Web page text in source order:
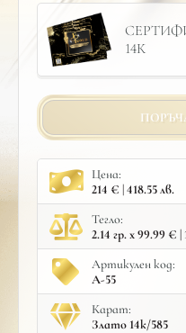
14К
Цена:
214 € | 418.55 лв.
Тегло:
2.14 гр. x 99.99 € |
Артикулен код:
A-55
Карат:
Злато 14к/585